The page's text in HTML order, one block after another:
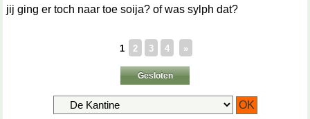
jij ging er toch naar toe soija? of was sylph dat?
1 2 3 4 »
Gesloten